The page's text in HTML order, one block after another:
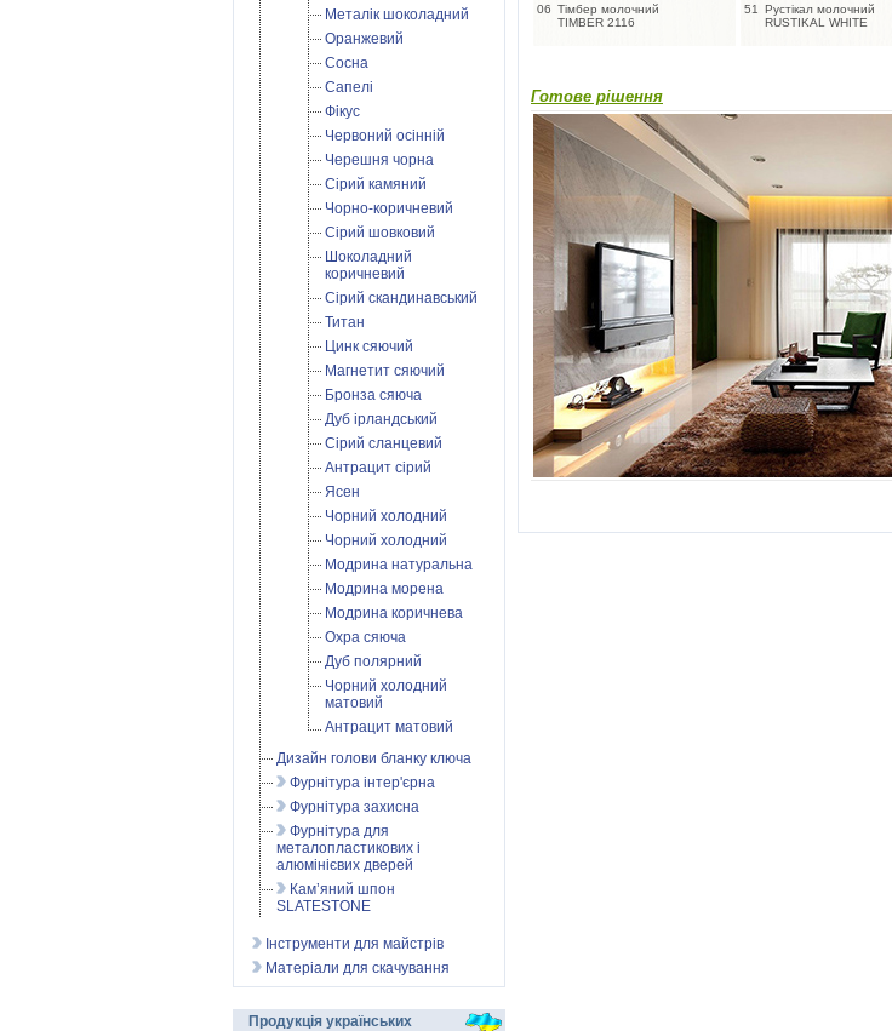
06 Тімбер молочний
TIMBER 2116
51
Рустікал молочний
RUSTIKAL WHITE
Готове рішення
Металік шоколадний
Оранжевий
Сосна
Сапелі
Фікус
Червоний осінній
Черешня чорна
Сірий камяний
Чорно-коричневий
Сірий шовковий
Шоколадний
коричневий
Сірий скандинавський
Титан
Цинк сяючий
Магнетит сяючий
Бронза сяюча
Дуб ірландський
Cірий сланцевий
Антрацит сірий
Ясен
Чорний холодний
Чорний холодний
Модрина натуральна
Модрина морена
Модрина коричнева
Охра сяюча
Дуб полярний
Чорний холодний
матовий
Антрацит матовий
Дизайн голови бланку ключа
Фурнітура інтер'єрна
Фурнітура захисна
Фурнітура для
металопластикових і
алюмінієвих дверей
Кам’яний шпон
SLATESTONE
Інструменти для майстрів
Матеріали для скачування
Продукція українських